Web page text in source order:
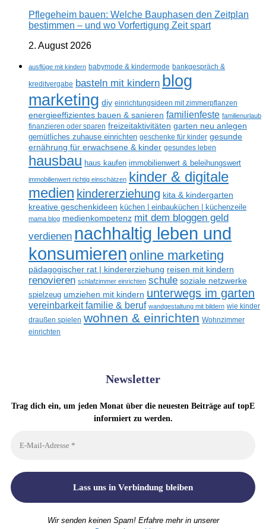
Pflegeheim bauen: Welche Bauphasen den Zeitplan
bestimmen – und wo Vorfertigung Zeit spart
2. August 2026
ausflüge mit kindern babymode & kindermode bankgespräch &
kreditvergabe basteln mit kindern blog
marketing diy einrichtungsideen mit zimmerpflanzen
energieeffizientes bauen & sanieren familienfeste familienurlaub
finanzieren oder sparen freizeitaktivitäten garten neu anlegen
gemütliches zuhause einrichten geschenke für kinder gesunde
ernährung für erwachsene & kinder gesundes leben
hausbau haus kaufen immobilienwert & beleihungswert
immobilienwert richtig einschätzen kinder & digitale
medien kindererziehung kita & kindergarten
kreative geschenkideen küchen | einbauküchen | küchenzeile
mama blog medienkompetenz mit dem bloggen geld
verdienen nachhaltig leben und
konsumieren online marketing
pädagogischer rat | kindererziehung reisen mit kindern
renovieren schlafzimmer einrichten schule soziale netzwerke
spielzeug umziehen mit kindern unterwegs im garten
vereinbarkeit familie & beruf wandgestaltung mit bildern wie kinder
draußen spielen wohnen & einrichten Wohnzimmer
einrichten
Newsletter
Trag dich ein, um jeden Monat über die neuesten Beiträge auf topE
informiert zu werden.
Wir senden keinen Spam! Erfahre mehr in unserer